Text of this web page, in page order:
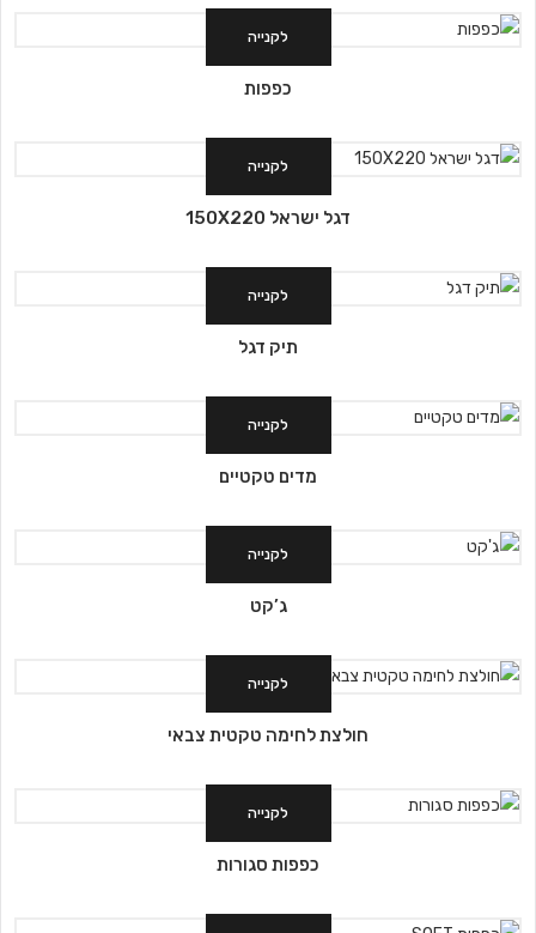
לקנייה
כפפות
לקנייה
דגל ישראל 150X220
לקנייה
תיק דגל
לקנייה
מדים טקטיים
לקנייה
ג’קט
לקנייה
חולצת לחימה טקטית צבאי
לקנייה
כפפות סגורות